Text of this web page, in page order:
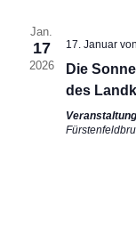
Jan.
17
2026
17. Januar
Die
des